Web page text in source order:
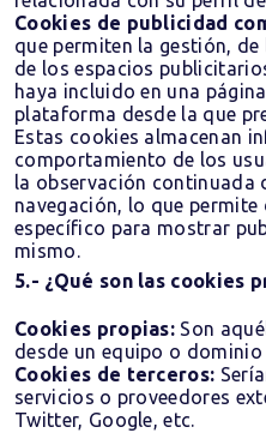
Cookies de publicidad
que permiten la gestión,
de los espacios
haya incluido en una
plataforma desde la que
Estas cookies almacenan
comportamiento de los
la observación continuada
navegación, lo que
específico para mostrar
mismo.
5.- ¿Qué son las cookies
Cookies propias: Son
desde un equipo o
Cookies de terceros:
servicios o proveedores
Twitter, Google, etc.